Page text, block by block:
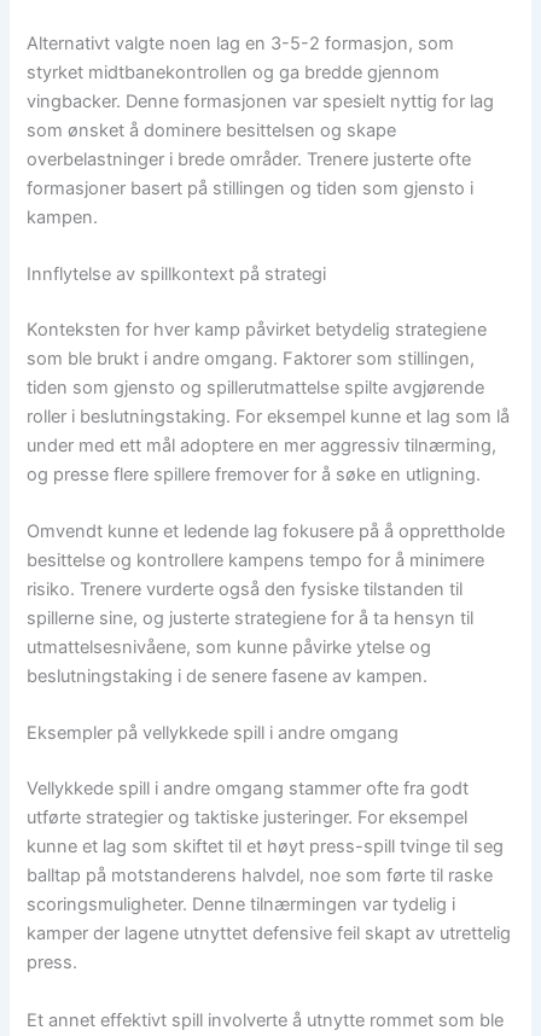
Alternativt valgte noen lag en 3-5-2 formasjon, som
styrket midtbanekontrollen og ga bredde gjennom
vingbacker. Denne formasjonen var spesielt nyttig for lag
som ønsket å dominere besittelsen og skape
overbelastninger i brede områder. Trenere justerte ofte
formasjoner basert på stillingen og tiden som gjensto i
kampen.
Innflytelse av spillkontext på strategi
Konteksten for hver kamp påvirket betydelig strategiene
som ble brukt i andre omgang. Faktorer som stillingen,
tiden som gjensto og spillerutmattelse spilte avgjørende
roller i beslutningstaking. For eksempel kunne et lag som lå
under med ett mål adoptere en mer aggressiv tilnærming,
og presse flere spillere fremover for å søke en utligning.
Omvendt kunne et ledende lag fokusere på å opprettholde
besittelse og kontrollere kampens tempo for å minimere
risiko. Trenere vurderte også den fysiske tilstanden til
spillerne sine, og justerte strategiene for å ta hensyn til
utmattelsesnivåene, som kunne påvirke ytelse og
beslutningstaking i de senere fasene av kampen.
Eksempler på vellykkede spill i andre omgang
Vellykkede spill i andre omgang stammer ofte fra godt
utførte strategier og taktiske justeringer. For eksempel
kunne et lag som skiftet til et høyt press-spill tvinge til seg
balltap på motstanderens halvdel, noe som førte til raske
scoringsmuligheter. Denne tilnærmingen var tydelig i
kamper der lagene utnyttet defensive feil skapt av utrettelig
press.
Et annet effektivt spill involverte å utnytte rommet som ble